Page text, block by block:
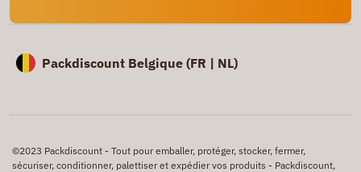
Packdiscount Belgique (FR | NL)
©2023 Packdiscount - Tout pour emballer, protéger, stocker, fermer,
sécuriser, conditionner, palettiser et expédier vos produits - Packdiscount,